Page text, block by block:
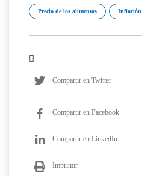
Precio de los alimentos Inflación
Compartir en Twitter
Compartir en Facebook
Compartir en LinkedIn
Imprimir